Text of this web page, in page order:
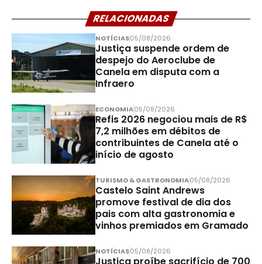
RELACIONADAS
NOTÍCIAS05/08/2026
Justiça suspende ordem de
despejo do Aeroclube de
Canela em disputa com a
Infraero
ECONOMIA05/08/2026
Refis 2026 negociou mais de R$
7,2 milhões em débitos de
contribuintes de Canela até o
início de agosto
TURISMO & GASTRONOMIA05/08/2026
Castelo Saint Andrews
promove festival de dia dos
pais com alta gastronomia e
vinhos premiados em Gramado
NOTÍCIAS05/08/2026